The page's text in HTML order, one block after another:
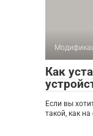
Как
Если вы
такой, как